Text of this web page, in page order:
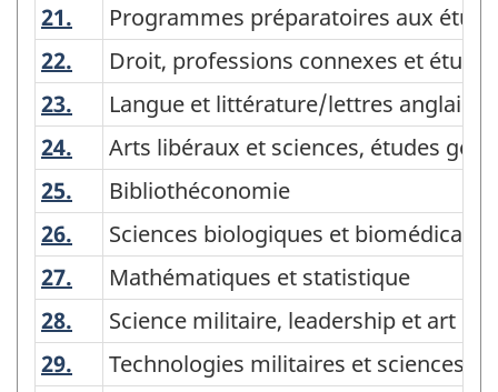
21. Programmes préparatoires aux
Programmes préparatoires aux
22. Droit, professions connexes et
Droit, professions connexes et
23. Langue et littérature/lettres
Langue et littérature/lettres anglaises
24. Arts libéraux et sciences, études
Arts libéraux et sciences, études
25. Bibliothéconomie
Bibliothéconomie
26. Sciences biologiques et biomédicales
Sciences biologiques et biomédicales
27. Mathématiques et statistique
Mathématiques et statistique
28. Science militaire, leadership et art
Science militaire, leadership et art
29. Technologies militaires et sciences
Technologies militaires et sciences